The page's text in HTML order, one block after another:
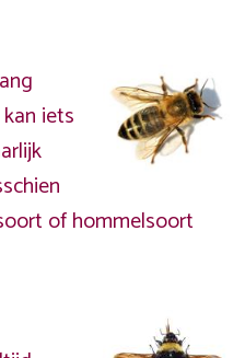
iets
of hommelsoort